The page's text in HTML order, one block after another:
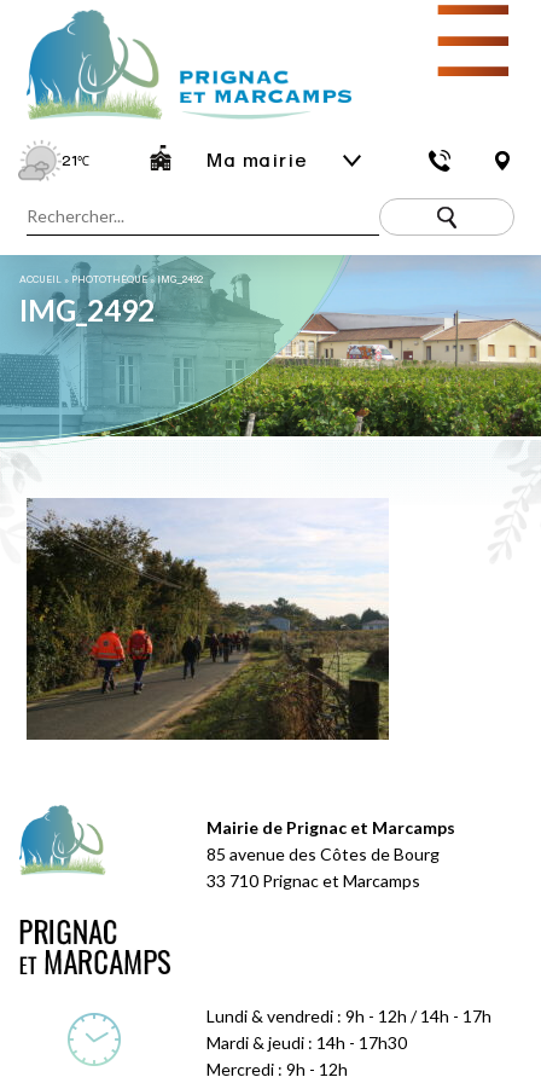
21℃ Ma mairie
☰
ACCUEIL » PHOTOTHÈQUE»IMG_2492
IMG_2492
Mairie de Prignac et Marcamps
85 avenue des Côtes de Bourg
33 710 Prignac et Marcamps
Lundi & vendredi : 9h - 12h / 14h - 17h
Mardi & jeudi : 14h - 17h30
Mercredi : 9h - 12h